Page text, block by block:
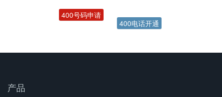
400号码申请
400电话开通
产品